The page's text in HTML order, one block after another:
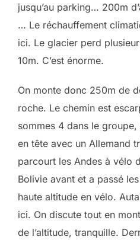
jusqu’au parking… 200m
… Le réchauffement
ici. Le glacier perd
10m. C’est énorme.
On monte donc 250m de
roche. Le chemin est
sommes 4 dans le
en tête avec un Allemand
parcourt les Andes à vélo
Bolivie avant et a passé
haute altitude en vélo.
ici. On discute tout en
de l’altitude, tranquille.